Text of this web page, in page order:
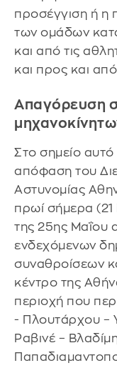
προσέγγιση ή η
των ομάδων κατά
και από τις
και προς και
Απαγόρευση
Στο σημείο
απόφαση του
Αστυνομίας
πρωί σήμερα (21
της 25ης Μαΐου
ενδεχόμενων
συναθροίσεων
κέντρο της
περιοχή που
- Πλουτάρχου –
Ραβινέ –